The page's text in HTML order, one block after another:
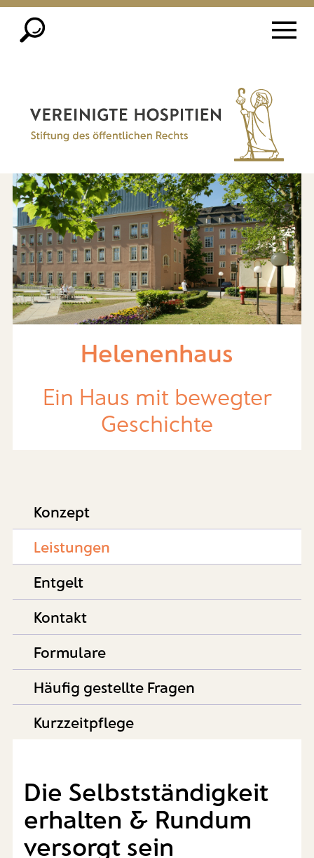
Helenenhaus
Ein Haus mit bewegter
Geschichte
Konzept
Leistungen
Entgelt
Kontakt
Formulare
Häufig gestellte Fragen
Kurzzeitpflege
Die Selbstständigkeit
erhalten & Rundum
versorgt sein